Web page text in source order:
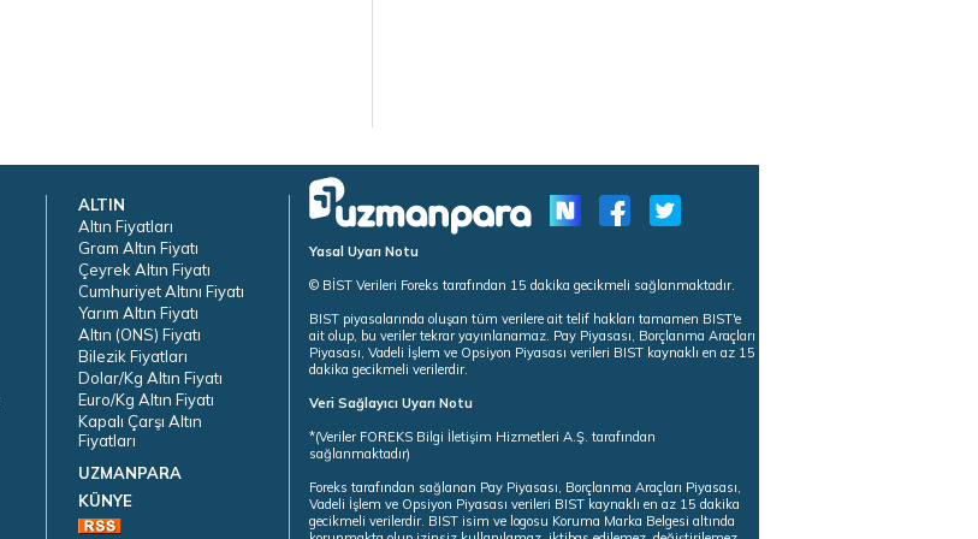
ALTIN
Altın Fiyatları
Gram Altın Fiyatı
Çeyrek Altın Fiyatı
Cumhuriyet Altını Fiyatı
Yarım Altın Fiyatı
Altın (ONS) Fiyatı
Bilezik Fiyatları
Dolar/Kg Altın Fiyatı
Euro/Kg Altın Fiyatı
Kapalı Çarşı Altın
Fiyatları
UZMANPARA
KÜNYE
Yasal Uyarı Notu
© BİST Verileri Foreks tarafından 15 dakika gecikmeli sağlanmaktadır.
BIST piyasalarında oluşan tüm verilere ait telif hakları tamamen BIST'e
ait olup, bu veriler tekrar yayınlanamaz. Pay Piyasası, Borçlanma Araçları
Piyasası, Vadeli İşlem ve Opsiyon Piyasası verileri BIST kaynaklı en az 15
dakika gecikmeli verilerdir.
Veri Sağlayıcı Uyarı Notu
*(Veriler FOREKS Bilgi İletişim Hizmetleri A.Ş. tarafından
sağlanmaktadır)
Foreks tarafından sağlanan Pay Piyasası, Borçlanma Araçları Piyasası,
Vadeli İşlem ve Opsiyon Piyasası verileri BIST kaynaklı en az 15 dakika
gecikmeli verilerdir. BIST isim ve logosu Koruma Marka Belgesi altında